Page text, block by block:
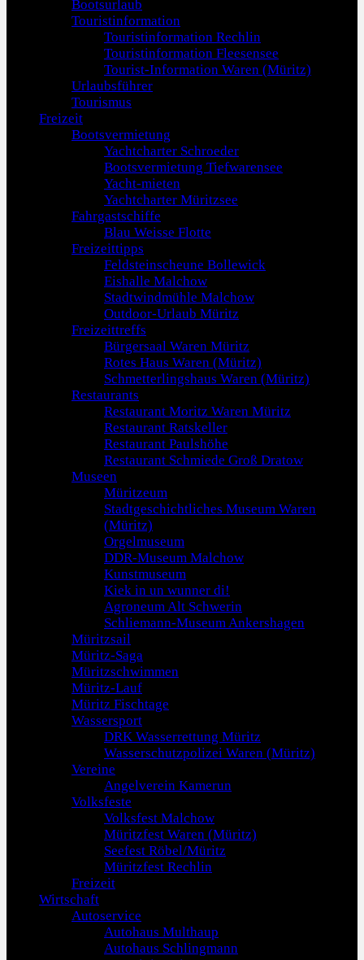
Bootsurlaub
Touristinformation
Touristinformation Rechlin
Touristinformation Fleesensee
Tourist-Information Waren (Müritz)
Urlaubsführer
Tourismus
Freizeit
Bootsvermietung
Yachtcharter Schroeder
Bootsvermietung Tiefwarensee
Yacht-mieten
Yachtcharter Müritzsee
Fahrgastschiffe
Blau Weisse Flotte
Freizeittipps
Feldsteinscheune Bollewick
Eishalle Malchow
Stadtwindmühle Malchow
Outdoor-Urlaub Müritz
Freizeittreffs
Bürgersaal Waren Müritz
Rotes Haus Waren (Müritz)
Schmetterlingshaus Waren (Müritz)
Restaurants
Restaurant Moritz Waren Müritz
Restaurant Ratskeller
Restaurant Paulshöhe
Restaurant Schmiede Groß Dratow
Museen
Müritzeum
Stadtgeschichtliches Museum Waren
(Müritz)
Orgelmuseum
DDR-Museum Malchow
Kunstmuseum
Kiek in un wunner di!
Agroneum Alt Schwerin
Schliemann-Museum Ankershagen
Müritzsail
Müritz-Saga
Müritzschwimmen
Müritz-Lauf
Müritz Fischtage
Wassersport
DRK Wasserrettung Müritz
Wasserschutzpolizei Waren (Müritz)
Vereine
Angelverein Kamerun
Volksfeste
Volksfest Malchow
Müritzfest Waren (Müritz)
Seefest Röbel/Müritz
Müritzfest Rechlin
Freizeit
Wirtschaft
Autoservice
Autohaus Multhaup
Autohaus Schlingmann